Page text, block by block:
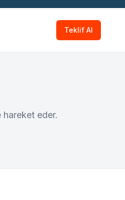
Teklif Al
eder.